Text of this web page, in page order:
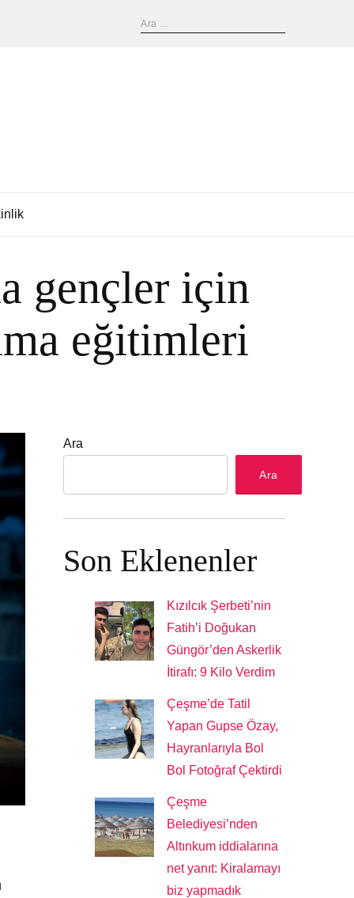
gençler için
eğitimleri
Ara
Ara
Son Eklenenler
Kızılcık Şerbeti’nin
Fatih’i Doğukan
Güngör’den Askerlik
İtirafı: 9 Kilo Verdim
Çeşme’de Tatil
Yapan Gupse Özay,
Hayranlarıyla Bol
Bol Fotoğraf Çektirdi
Çeşme
Belediyesi’nden
Altınkum iddialarına
net yanıt: Kiralamayı
biz yapmadık